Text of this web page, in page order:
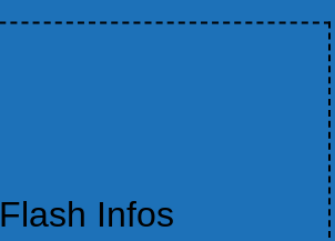
Flash Infos